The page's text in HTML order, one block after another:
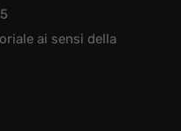
ai sensi della